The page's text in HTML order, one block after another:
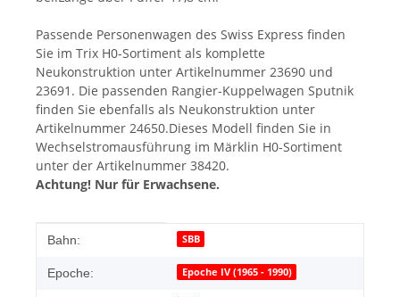
Passende Personenwagen des Swiss Express finden
Sie im Trix H0-Sortiment als komplette
Neukonstruktion unter Artikelnummer 23690 und
23691. Die passenden Rangier-Kuppelwagen Sputnik
finden Sie ebenfalls als Neukonstruktion unter
Artikelnummer 24650.Dieses Modell finden Sie in
Wechselstromausführung im Märklin H0-Sortiment
unter der Artikelnummer 38420.
Achtung! Nur für Erwachsene.
Produkteigenschaft
Wert
Bahn: SBB
Epoche: Epoche IV (1965 - 1990)